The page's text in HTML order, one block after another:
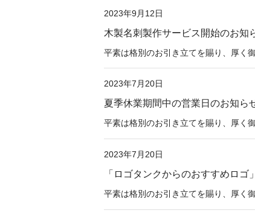
2023年9月12日
木製名刺製作サービス開始のお知
平素は格別のお引き立てを賜り、厚く
2023年7月20日
夏季休業期間中の営業日のお知ら
平素は格別のお引き立てを賜り、厚く
2023年7月20日
「ロゴタンクからのおすすめロゴ
平素は格別のお引き立てを賜り、厚く